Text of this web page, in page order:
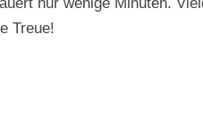
nur wenige Minuten.
Treue!